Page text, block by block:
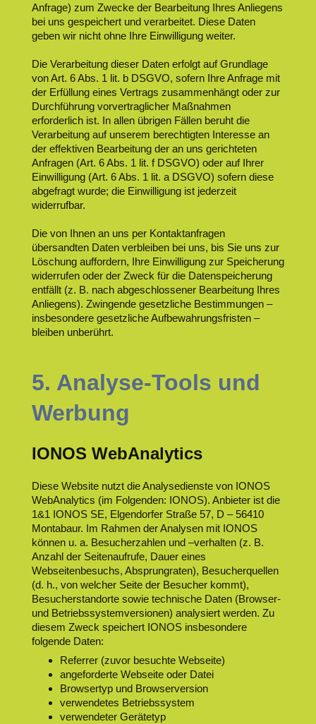
Anfrage) zum Zwecke der Bearbeitung Ihres Anliegens
bei uns gespeichert und verarbeitet. Diese Daten
geben wir nicht ohne Ihre Einwilligung weiter.
Die Verarbeitung dieser Daten erfolgt auf Grundlage
von Art. 6 Abs. 1 lit. b DSGVO, sofern Ihre Anfrage mit
der Erfüllung eines Vertrags zusammenhängt oder zur
Durchführung vorvertraglicher Maßnahmen
erforderlich ist. In allen übrigen Fällen beruht die
Verarbeitung auf unserem berechtigten Interesse an
der effektiven Bearbeitung der an uns gerichteten
Anfragen (Art. 6 Abs. 1 lit. f DSGVO) oder auf Ihrer
Einwilligung (Art. 6 Abs. 1 lit. a DSGVO) sofern diese
abgefragt wurde; die Einwilligung ist jederzeit
widerrufbar.
Die von Ihnen an uns per Kontaktanfragen
übersandten Daten verbleiben bei uns, bis Sie uns zur
Löschung auffordern, Ihre Einwilligung zur Speicherung
widerrufen oder der Zweck für die Datenspeicherung
entfällt (z. B. nach abgeschlossener Bearbeitung Ihres
Anliegens). Zwingende gesetzliche Bestimmungen –
insbesondere gesetzliche Aufbewahrungsfristen –
bleiben unberührt.
5. Analyse-Tools und
Werbung
IONOS WebAnalytics
Diese Website nutzt die Analysedienste von IONOS
WebAnalytics (im Folgenden: IONOS). Anbieter ist die
1&1 IONOS SE, Elgendorfer Straße 57, D – 56410
Montabaur. Im Rahmen der Analysen mit IONOS
können u. a. Besucherzahlen und –verhalten (z. B.
Anzahl der Seitenaufrufe, Dauer eines
Webseitenbesuchs, Absprungraten), Besucherquellen
(d. h., von welcher Seite der Besucher kommt),
Besucherstandorte sowie technische Daten (Browser-
und Betriebssystemversionen) analysiert werden. Zu
diesem Zweck speichert IONOS insbesondere
folgende Daten:
Referrer (zuvor besuchte Webseite)
angeforderte Webseite oder Datei
Browsertyp und Browserversion
verwendetes Betriebssystem
verwendeter Gerätetyp